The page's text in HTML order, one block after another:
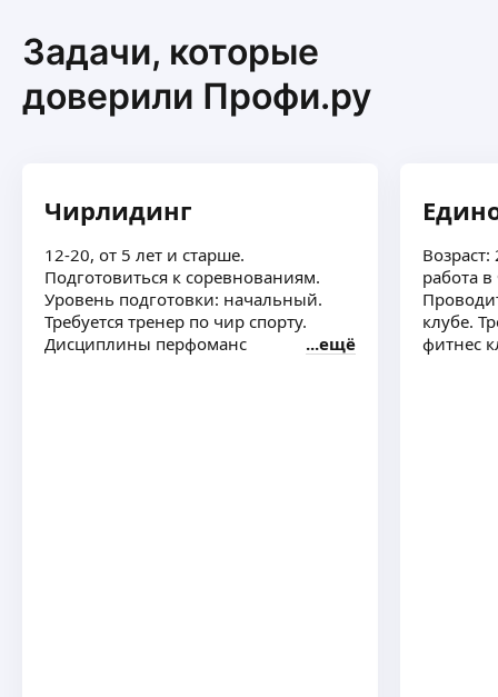
Задачи, которые
доверили Профи.ру
Чирлидинг
12-20, от 5 лет и старше.
Подготовиться к соревнованиям.
Уровень подготовки: начальный.
Требуется тренер по чир спорту.
Дисциплины перфоманс
ещё
работа
клубе.
фитнес